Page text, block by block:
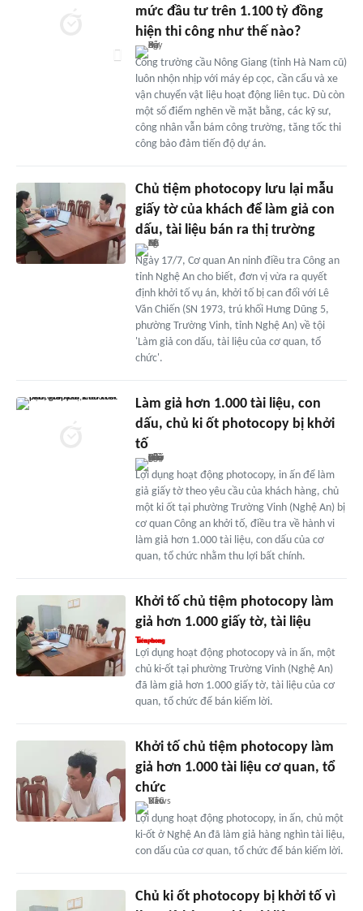
mức đầu tư trên 1.100 tỷ đồng
hiện thi công như thế nào?
Công trường cầu Nông Giang (tỉnh Hà Nam cũ)
luôn nhộn nhịp với máy ép cọc, cần cẩu và xe
vận chuyển vật liệu hoạt động liên tục. Dù còn
một số điểm nghẽn về mặt bằng, các kỹ sư,
công nhân vẫn bám công trường, tăng tốc thi
công bảo đảm tiến độ dự án.
Chủ tiệm photocopy lưu lại mẫu
giấy tờ của khách để làm giả con
dấu, tài liệu bán ra thị trường
Ngày 17/7, Cơ quan An ninh điều tra Công an
tỉnh Nghệ An cho biết, đơn vị vừa ra quyết
định khởi tố vụ án, khởi tố bị can đối với Lê
Văn Chiến (SN 1973, trú khối Hưng Dũng 5,
phường Trường Vinh, tỉnh Nghệ An) về tội
'Làm giả con dấu, tài liệu của cơ quan, tổ
chức'.
Làm giả hơn 1.000 tài liệu, con
dấu, chủ ki ốt photocopy bị khởi
tố
Lợi dụng hoạt động photocopy, in ấn để làm
giả giấy tờ theo yêu cầu của khách hàng, chủ
một ki ốt tại phường Trường Vinh (Nghệ An) bị
cơ quan Công an khởi tố, điều tra về hành vi
làm giả hơn 1.000 tài liệu, con dấu của cơ
quan, tổ chức nhằm thu lợi bất chính.
Khởi tố chủ tiệm photocopy làm
giả hơn 1.000 giấy tờ, tài liệu
Lợi dụng hoạt động photocopy và in ấn, một
chủ ki-ốt tại phường Trường Vinh (Nghệ An)
đã làm giả hơn 1.000 giấy tờ, tài liệu của cơ
quan, tổ chức để bán kiếm lời.
Khởi tố chủ tiệm photocopy làm
giả hơn 1.000 tài liệu cơ quan, tổ
chức
Lợi dụng hoạt động photocopy, in ấn, chủ một
ki-ốt ở Nghệ An đã làm giả hàng nghìn tài liệu,
con dấu của cơ quan, tổ chức để bán kiếm lời.
Chủ ki ốt photocopy bị khởi tố vì